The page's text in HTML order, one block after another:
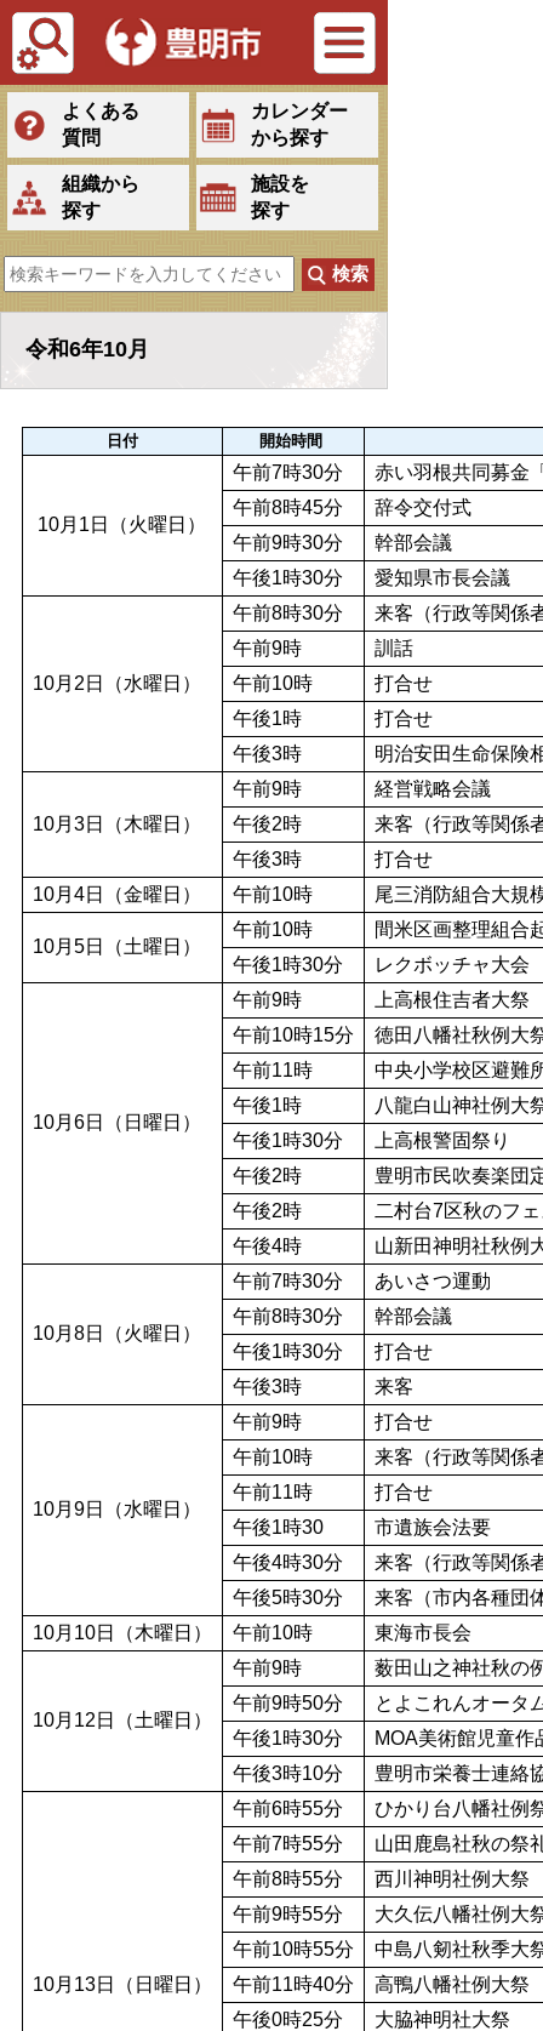
Tiếng Việt
よくある
質問
カレンダー
から探す
組織から
探す
施設を
探す
令和6年10月
日付 開始時間
10月1日（火曜日）
午前7時30分
赤い羽根共同募金
午前8時45分
辞令交付式
午前9時30分
幹部会議
午後1時30分
愛知県市長会議
10月2日（水曜日）
午前8時30分
来客（行政等関係
午前9時
訓話
午前10時
打合せ
午後1時
打合せ
午後3時
明治安田生命保険
10月3日（木曜日）
午前9時
経営戦略会議
午後2時
来客（行政等関係
午後3時
打合せ
10月4日（金曜日）
午前10時 尾三消防組合大規
10月5日（土曜日）
午前10時
間米区画整理組合
午後1時30分
レクボッチャ大会
10月6日（日曜日）
午前9時
上高根住吉者大祭
午前10時15分
徳田八幡社秋例大
午前11時
中央小学校区避難
午後1時
八龍白山神社例大
午後1時30分
上高根警固祭り
午後2時
豊明市民吹奏楽団
午後2時
二村台7区秋のフ
午後4時
山新田神明社秋例
10月8日（火曜日）
午前7時30分
あいさつ運動
午前8時30分
幹部会議
午後1時30分
打合せ
午後3時
来客
10月9日（水曜日）
午前9時
打合せ
午前10時
来客（行政等関係
午前11時
打合せ
午後1時30
市遺族会法要
午後4時30分
来客（行政等関係
午後5時30分
来客（市内各種団
10月10日（木曜日）
午前10時 東海市長会
10月12日（土曜日）
午前9時
薮田山之神社秋の
午前9時50分
とよこれんオータ
午後1時30分
MOA美術館児童作
午後3時10分
豊明市栄養士連絡
10月13日（日曜日）
午前6時55分
ひかり台八幡社例
午前7時55分
山田鹿島社秋の祭
午前8時55分
西川神明社例大祭
午前9時55分
大久伝八幡社例大
午前10時55分
中島八剱社秋季大
午前11時40分
高鴨八幡社例大祭
午後0時25分
大脇神明社大祭